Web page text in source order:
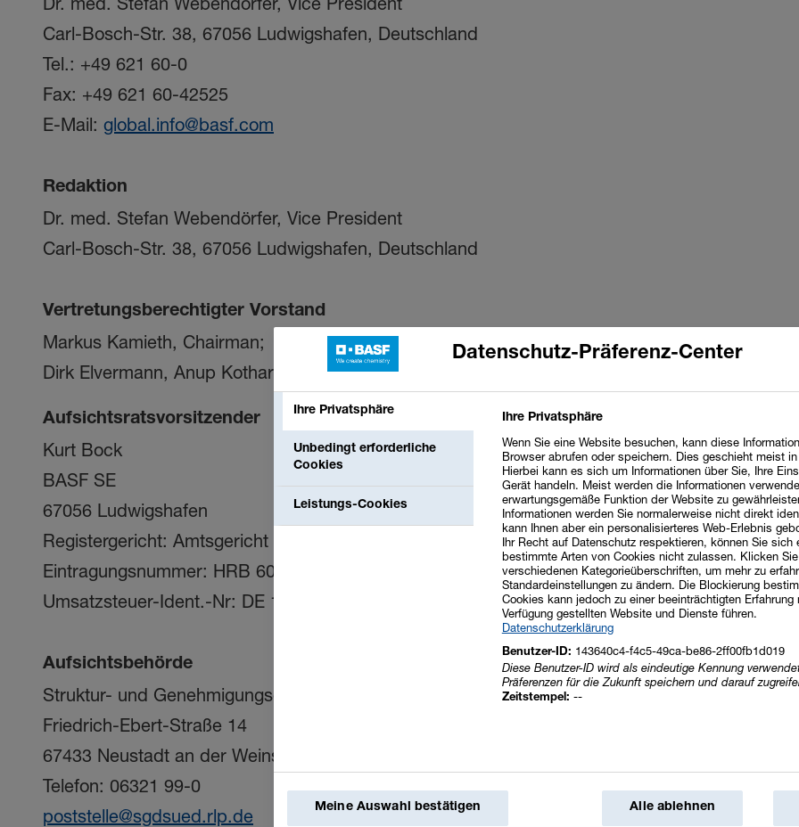
Carl-Bosch-Str. 38, 67056 Ludwigshafen, Deutschland
Tel.: +49 621 60-0
Fax: +49 621 60-42525
E-Mail: global.info@basf.com
Redaktion
Dr. med. Stefan Webendörfer, Vice President
Carl-Bosch-Str. 38, 67056 Ludwigshafen, Deutschland
Vertretungsberechtigter Vorstand
Markus Kamieth, Chairman;
Dirk Elvermann, Anup Kothari, Stephan Kothrade, Mary Kurian, Katja Scharpwinkel, Livio
Aufsichtsratsvorsitzender
Kurt Bock
BASF SE
67056 Ludwigshafen
Registergericht: Amtsgericht Ludwigshafen
Eintragungsnummer: HRB 6000
Umsatzsteuer-Ident.-Nr: DE 149145247
Aufsichtsbehörde
Struktur- und Genehmigungsdirektion Süd
Friedrich-Ebert-Straße 14
67433 Neustadt an der Weinstraße
Telefon: 06321 99-0
poststelle@sgdsued.rlp.de
Datenschutz-Präferenz-Center
Ihre Privatsphäre
Unbedingt erforderliche
Cookies
Leistungs-Cookies
Ihre Privatsphäre
Wenn Sie eine Website besuchen, kann diese
Browser abrufen oder speichern. Dies geschieht meist
Hierbei kann es sich um Informationen über Sie, Ihre
Gerät handeln. Meist werden die Informationen
erwartungsgemäße Funktion der Website zu
Informationen werden Sie normalerweise nicht direkt
kann Ihnen aber ein personalisierteres Web-Erlebnis
Ihr Recht auf Datenschutz respektieren, können Sie sich
bestimmte Arten von Cookies nicht zulassen. Klicken
verschiedenen Kategorieüberschriften, um mehr zu
Standardeinstellungen zu ändern. Die Blockierung
Cookies kann jedoch zu einer beeinträchtigten
Verfügung gestellten Website und Dienste führen.
Datenschutzerklärung
Benutzer-ID: 143640c4-f4c5-49ca-be86-2ff00fb1d019
Diese Benutzer-ID wird als eindeutige Kennung
Präferenzen für die Zukunft speichern und darauf
Zeitstempel: --
Meine Auswahl bestätigen Alle ablehnen